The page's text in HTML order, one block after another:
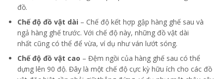
đồ.
Chế độ đồ vật dài – Chế độ kết hợp gập hàng ghế sau và
ngả hàng ghế trước. Với chế độ này, những đồ vật dài
nhất cũng có thể để vừa, ví dụ như ván lướt sóng.
Chế độ đồ vật cao – Đệm ngồi của hàng ghế sau có thể
dựng lên 90 độ. Đây là một chế độ cực kỳ hữu ích cho các đồ